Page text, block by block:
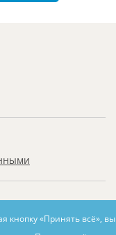
кнопку «Принять всё»,